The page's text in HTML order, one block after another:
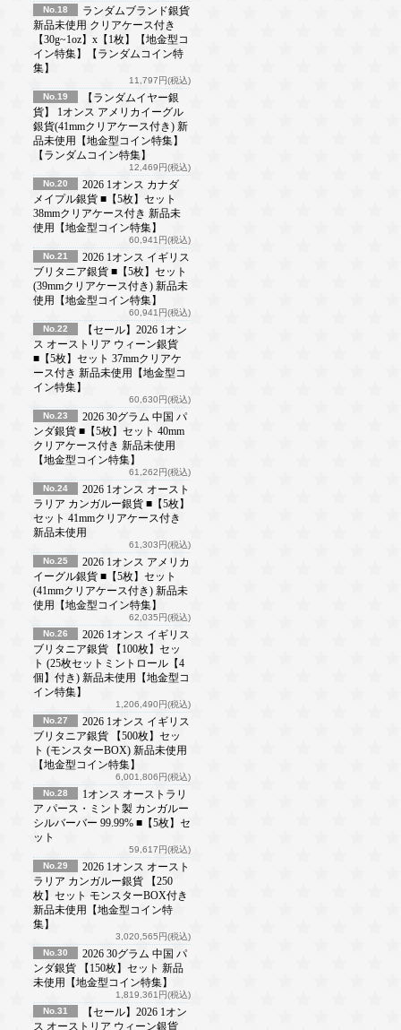
No.18
ランダムブランド銀貨
新品未使用 クリアケース付き
【30g~1oz】x【1枚】【地金型コ
イン特集】【ランダムコイン特
集】
11,797円(税込)
No.19
【ランダムイヤー銀
貨】 1オンス アメリカイーグル
銀貨(41mmクリアケース付き) 新
品未使用【地金型コイン特集】
【ランダムコイン特集】
12,469円(税込)
No.20
2026 1オンス カナダ
メイプル銀貨 ■【5枚】セット
38mmクリアケース付き 新品未
使用【地金型コイン特集】
60,941円(税込)
No.21
2026 1オンス イギリス
ブリタニア銀貨 ■【5枚】セット
(39mmクリアケース付き) 新品未
使用【地金型コイン特集】
60,941円(税込)
No.22
【セール】2026 1オン
ス オーストリア ウィーン銀貨
■【5枚】セット 37mmクリアケ
ース付き 新品未使用【地金型コ
イン特集】
60,630円(税込)
No.23
2026 30グラム 中国 パ
ンダ銀貨 ■【5枚】セット 40mm
クリアケース付き 新品未使用
【地金型コイン特集】
61,262円(税込)
No.24
2026 1オンス オースト
ラリア カンガルー銀貨 ■【5枚】
セット 41mmクリアケース付き
新品未使用
61,303円(税込)
No.25
2026 1オンス アメリカ
イーグル銀貨 ■【5枚】セット
(41mmクリアケース付き) 新品未
使用【地金型コイン特集】
62,035円(税込)
No.26
2026 1オンス イギリス
ブリタニア銀貨 【100枚】セッ
ト (25枚セットミントロール【4
個】付き) 新品未使用【地金型コ
イン特集】
1,206,490円(税込)
No.27
2026 1オンス イギリス
ブリタニア銀貨 【500枚】セッ
ト (モンスターBOX) 新品未使用
【地金型コイン特集】
6,001,806円(税込)
No.28
1オンス オーストラリ
ア パース・ミント製 カンガルー
シルバーバー 99.99% ■【5枚】セ
ット
59,617円(税込)
No.29
2026 1オンス オースト
ラリア カンガルー銀貨 【250
枚】セット モンスターBOX付き
新品未使用【地金型コイン特
集】
3,020,565円(税込)
No.30
2026 30グラム 中国 パ
ンダ銀貨 【150枚】セット 新品
未使用【地金型コイン特集】
1,819,361円(税込)
No.31
【セール】2026 1オン
ス オーストリア ウィーン銀貨